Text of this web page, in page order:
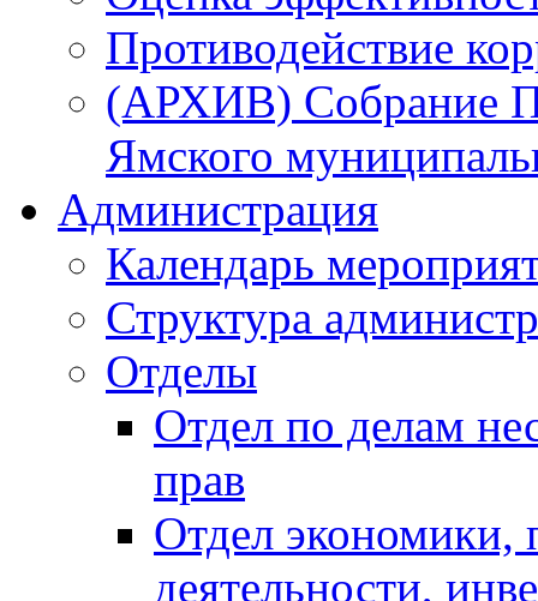
Противодействие
(АРХИВ) Собрание
Ямского
Администрация
Календарь
Структура
Отделы
Отдел по делам
прав
Отдел экономики,
деятельности,